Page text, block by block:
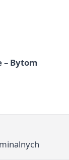
– Bytom